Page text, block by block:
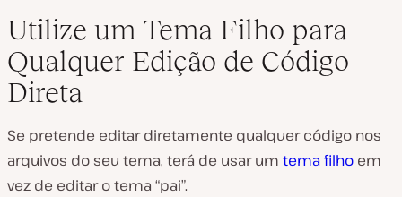
Utilize um Tema Filho para
Qualquer Edição de Código
Direta
Se pretende editar diretamente qualquer código nos
arquivos do seu tema, terá de usar um tema filho em
vez de editar o tema “pai”.